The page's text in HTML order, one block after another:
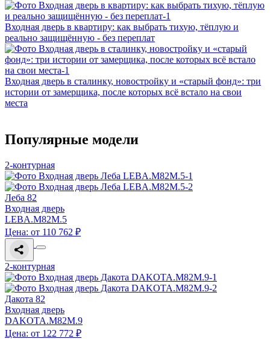
Входная дверь в квартиру: как выбрать тихую, тёплую и
реально защищённую - без переплат
Входная дверь в сталинку, новостройку и «старый фонд»: три
истории от замерщика, после которых всё встало на свои
места
Популярные модели
2-контурная
Леба 82
Входная дверь
LEBA.M82M.5
Цена: от 110 762 ₽
2-контурная
Дакота 82
Входная дверь
DAKOTA.M82M.9
Цена: от 122 772 ₽